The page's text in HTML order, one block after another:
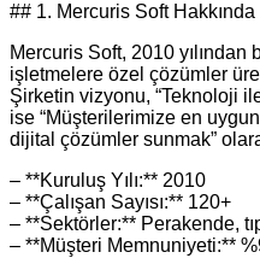
## 1. Mercuris Soft Hakkında
Mercuris Soft, 2010
işletmelere özel çözümler
Şirketin vizyonu, “Teknoloji
ise “Müşterilerimize en
dijital çözümler sunmak”
– **Kuruluş Yılı:** 2010
– **Çalışan Sayısı:** 120+
– **Sektörler:** Perakende,
– **Müşteri Memnuniyeti:**